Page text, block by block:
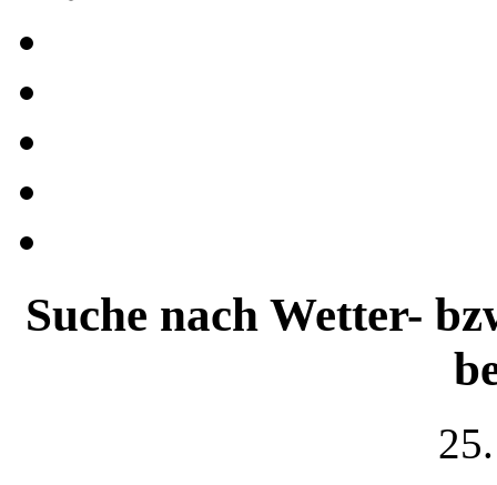
Suche nach Wetter-